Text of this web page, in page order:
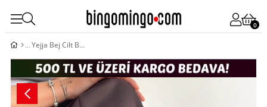
0
Yejja Bej Cilt Bağcıklı Spor Ayakkabı